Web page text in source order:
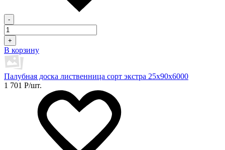
-
+
В корзину
Палубная доска лиственница сорт экстра 25х90х6000
1 701 Р/шт.